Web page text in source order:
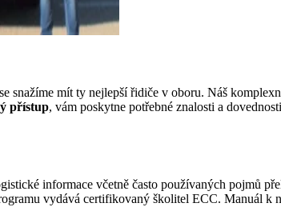
snažíme mít ty nejlepší řidiče v oboru. Náš
přístup, vám poskytne potřebné znalosti a
informace včetně často používaných pojmů
vydává certifikovaný školitel ECC. Manuál k